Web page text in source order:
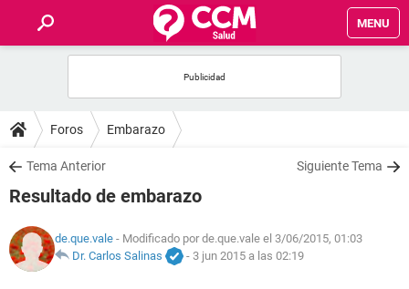
MENU
FOROS
SALUD
NUTRICIÓN
Foros Embarazo
Tema Anterior Siguiente Tema
Resultado de embarazo
de.que.vale - Modificado por de.que.vale el 3/06/2015, 01:03
Dr. Carlos Salinas
- 3 jun 2015 a las 02:19